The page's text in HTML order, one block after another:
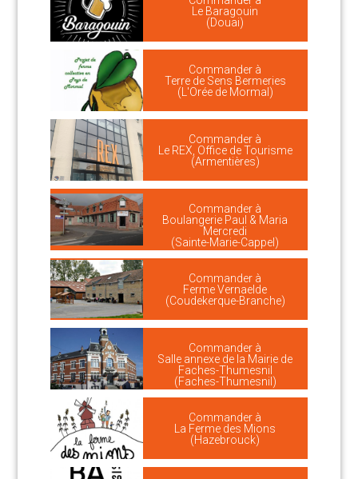
Le Baragouin
(Douai)
Commander à
Terre de Sens Bermeries
(L'Orée de Mormal)
Commander à
Le REX, Office de Tourisme
(Armentières)
Commander à
Boulangerie Paul & Maria
Mercredi
(Sainte-Marie-Cappel)
Commander à
Ferme Vernaelde
(Coudekerque-Branche)
Commander à
Salle annexe de la Mairie de
Faches-Thumesnil
(Faches-Thumesnil)
Commander à
La Ferme des Mions
(Hazebrouck)